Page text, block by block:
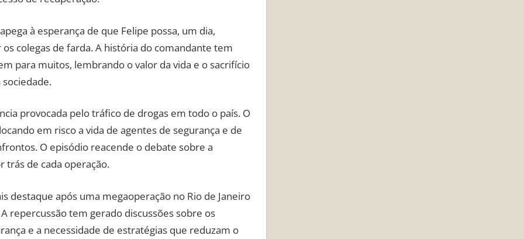
à esperança de que Felipe possa, um dia,
colegas de farda. A história do comandante tem
para muitos, lembrando o valor da vida e o sacrifício
provocada pelo tráfico de drogas em todo o país. O
em risco a vida de agentes de segurança e de
O episódio reacende o debate sobre a
trás de cada operação.
destaque após uma megaoperação no Rio de Janeiro
repercussão tem gerado discussões sobre os
e a necessidade de estratégias que reduzam o